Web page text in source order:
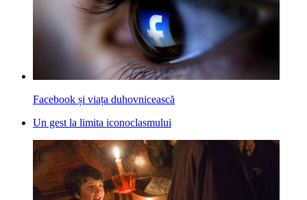
Facebook și viața duhovnicească
Un gest la limita iconoclasmului